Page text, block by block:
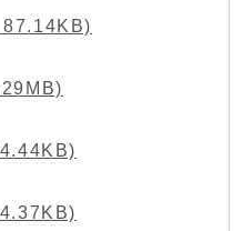
87.14KB)